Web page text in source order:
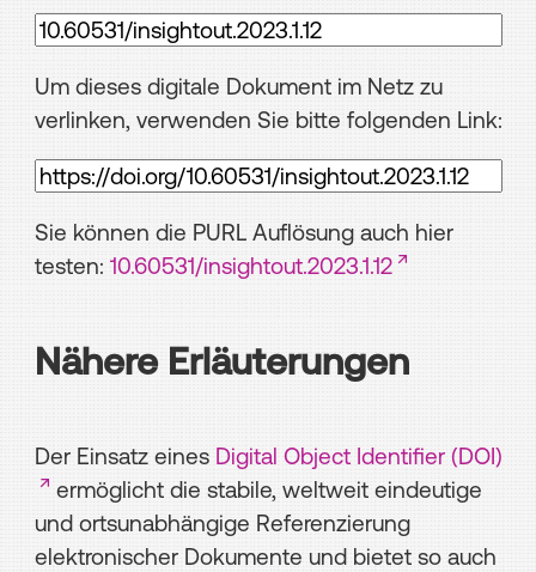
Um dieses digitale Dokument im Netz zu
verlinken, verwenden Sie bitte folgenden Link:
Sie können die PURL Auflösung auch hier
testen: 10.60531/insightout.2023.1.12
Nähere Erläuterungen
Der Einsatz eines Digital Object Identifier (DOI)
ermöglicht die stabile, weltweit eindeutige
und ortsunabhängige Referenzierung
elektronischer Dokumente und bietet so auch